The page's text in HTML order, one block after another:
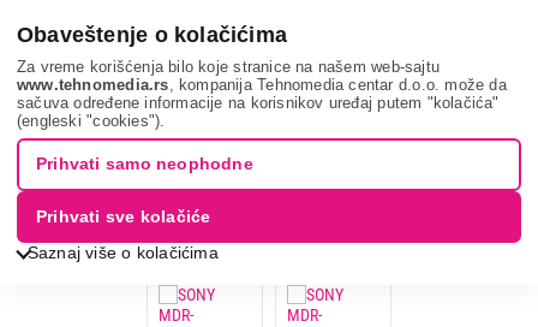
Obaveštenje o kolačićima
Za vreme korišćenja bilo koje stranice na našem web-sajtu
www.tehnomedia.rs , kompanija Tehnomedia centar d.o.o. može da
sačuva određene informacije na korisnikov uređaj putem "kolačića"
(engleski "cookies").
Saznaj više o kolačićima
Prihvati samo neophodne
Prihvati sve kolačiće
Tv, audio, video i foto Slušalice Overhead slušalice
Sony
mdr-zx310a...